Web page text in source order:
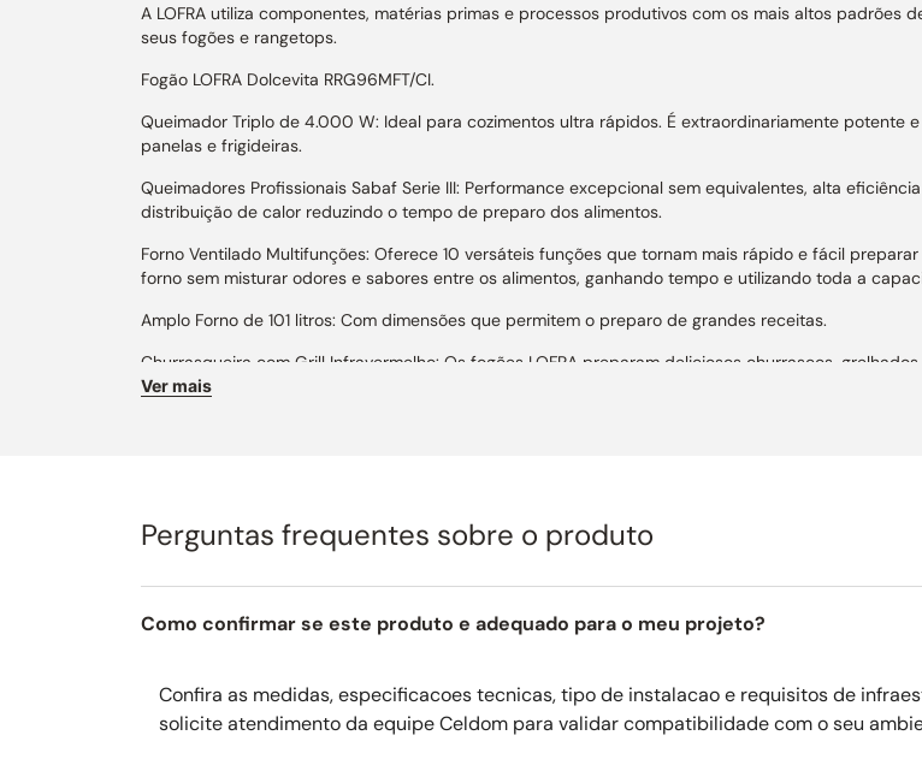
A LOFRA utiliza componentes, matérias primas e processos produtivos com os mais altos
seus fogões e rangetops.
Fogão LOFRA Dolcevita RRG96MFT/CI.
Queimador Triplo de 4.000 W: Ideal para cozimentos ultra rápidos. É extraordinariamente
panelas e frigideiras.
Queimadores Profissionais Sabaf Serie III: Performance excepcional sem equivalentes, alta
distribuição de calor reduzindo o tempo de preparo dos alimentos.
Forno Ventilado Multifunções: Oferece 10 versáteis funções que tornam mais rápido e fácil
forno sem misturar odores e sabores entre os alimentos, ganhando tempo e utilizando toda a
Amplo Forno de 101 litros: Com dimensões que permitem o preparo de grandes receitas.
Churrasqueira com Grill Infravermelho: Os fogões LOFRA preparam deliciosos churrascos,
Design Vintage by LOFRA: Na cor vinho com detalhes em latão polido, uma combinação única de
Puxador dos Forno em Latão: Em elegante formato tubular e atérmico.
Tampo da Mesa: Peça opcional com o resistente e seguro vidro Crystal temperado com bordas em
Espetos Giratórios: Permitem assar alimentos maiores de forma mais homogênea ao usar o grill
Ver mais
Perguntas frequentes sobre o produto
Como confirmar se este produto e adequado para o meu projeto?
Confira as medidas, especificacoes tecnicas, tipo de instalacao e requisitos de
solicite atendimento da equipe Celdom para validar compatibilidade com o seu